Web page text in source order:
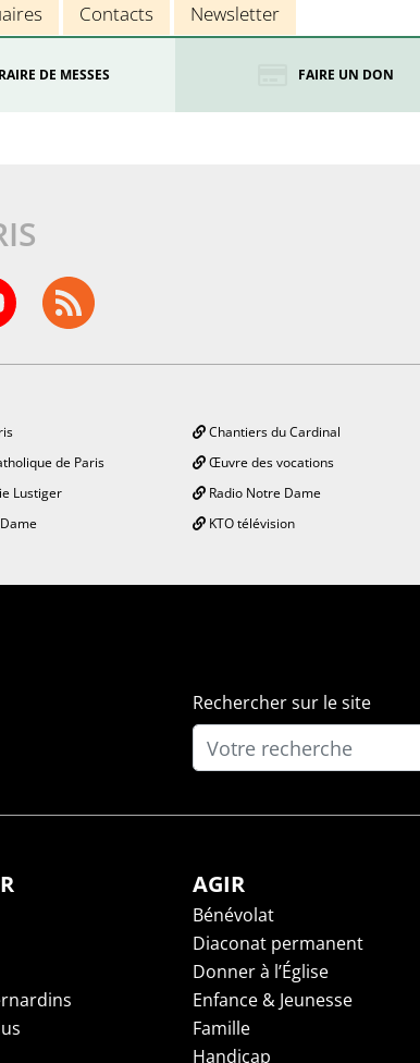
Contacts Newsletter
DE MESSES FAIRE UN DON
de Paris
Lustiger
Chantiers du Cardinal
Œuvre des vocations
Radio Notre Dame
KTO télévision
Rechercher sur le site
AGIR
Bénévolat
Diaconat permanent
Donner à l’Église
Enfance & Jeunesse
Famille
Handicap